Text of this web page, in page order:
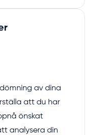
av dina
att du har
önskat
analysera din